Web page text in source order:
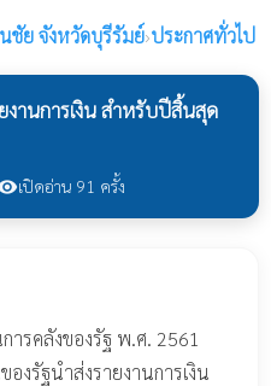
ชัย จังหวัดบุรีรัมย์›ประกาศทั่วไป
านการเงิน สำหรับปีสิ้นสุด
เปิดอ่าน 91 ครั้ง
รคลังของรัฐ พ.ศ. 2561
รัฐนำส่งรายงานการเงิน